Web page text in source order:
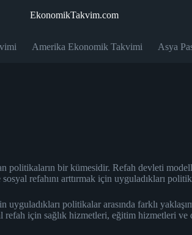
EkonomikTakvim.com
Amerika Ekonomik Takvimi Asya
politikaların bir kümesidir. Refah devleti
refahını arttırmak için uyguladıkları
politikalar arasında farklı
refah için sağlık hizmetleri, eğitim hizmetleri